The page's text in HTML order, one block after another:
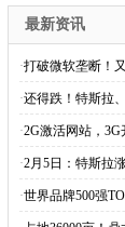
最新资讯
·打破微软垄断！
·还得跌！特斯拉
·2G激活网站，
·2月5日：特斯拉
·世界品牌500强